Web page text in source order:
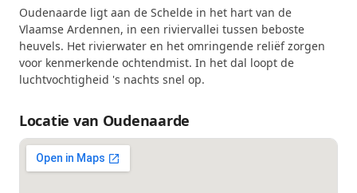
Oudenaarde ligt aan de Schelde in het hart van de
Vlaamse Ardennen, in een riviervallei tussen beboste
heuvels. Het rivierwater en het omringende reliëf zorgen
voor kenmerkende ochtendmist. In het dal loopt de
luchtvochtigheid 's nachts snel op.
Locatie van Oudenaarde